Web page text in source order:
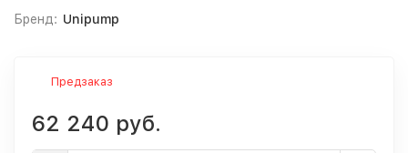
Бренд: Unipump
Предзаказ
62 240 руб.